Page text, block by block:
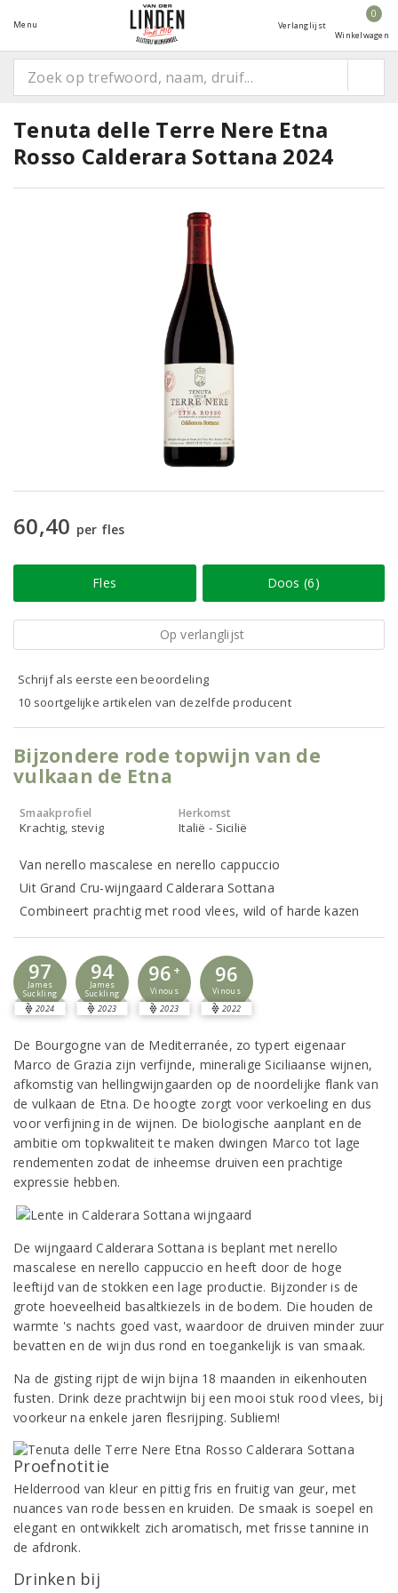
Menu Verlanglijst
0
Winkelwagen
Tenuta delle Terre Nere Etna
Rosso Calderara Sottana 2024
60,40 per fles
Fles Doos (6)
Op verlanglijst
Schrijf als eerste een beoordeling
10 soortgelijke artikelen van dezelfde producent
Bijzondere rode topwijn van de
vulkaan de Etna
Smaakprofiel
Krachtig, stevig
Herkomst
Italië - Sicilië
Van nerello mascalese en nerello cappuccio
Uit Grand Cru-wijngaard Calderara Sottana
Combineert prachtig met rood vlees, wild of harde kazen
97
James
Suckling
2024
94
James
Suckling
2023
96 +
Vinous
2023
96
Vinous
2022
De Bourgogne van de Mediterranée, zo typert eigenaar
Marco de Grazia zijn verfijnde, mineralige Siciliaanse wijnen,
afkomstig van hellingwijngaarden op de noordelijke flank van
de vulkaan de Etna. De hoogte zorgt voor verkoeling en dus
voor verfijning in de wijnen. De biologische aanplant en de
ambitie om topkwaliteit te maken dwingen Marco tot lage
rendementen zodat de inheemse druiven een prachtige
expressie hebben.
De wijngaard Calderara Sottana is beplant met nerello
mascalese en nerello cappuccio en heeft door de hoge
leeftijd van de stokken een lage productie. Bijzonder is de
grote hoeveelheid basaltkiezels in de bodem. Die houden de
warmte 's nachts goed vast, waardoor de druiven minder zuur
bevatten en de wijn dus rond en toegankelijk is van smaak.
Na de gisting rijpt de wijn bijna 18 maanden in eikenhouten
fusten. Drink deze prachtwijn bij een mooi stuk rood vlees, bij
voorkeur na enkele jaren flesrijping. Subliem!
Proefnotitie
Helderrood van kleur en pittig fris en fruitig van geur, met
nuances van rode bessen en kruiden. De smaak is soepel en
elegant en ontwikkelt zich aromatisch, met frisse tannine in
de afdronk.
Drinken bij